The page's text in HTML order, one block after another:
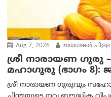
Aug 7, 2026 ജയശങ്കര്‍ പിള്ള
ശ്രീ നാരായണ ഗുരു
മഹാഗുരു (ഭാഗം 8):
ശ്രീ നാരായണ ഗുരുവും